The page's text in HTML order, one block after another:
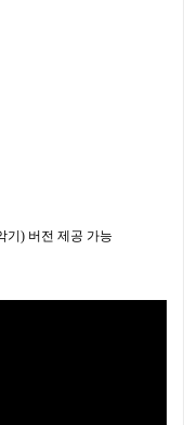
기) 버전 제공 가능